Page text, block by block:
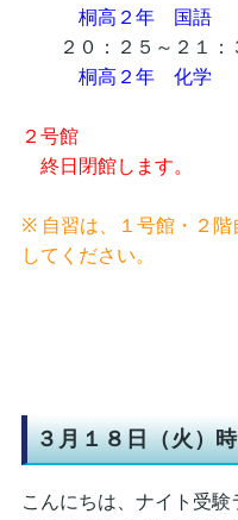
桐高２年 国語
２０：２５～２１：
桐高２年 化学
２号館
終日閉館します。
※ 自習は、１号館・２階
してください。
３月１８日（火）
こんにちは、ナイト受験